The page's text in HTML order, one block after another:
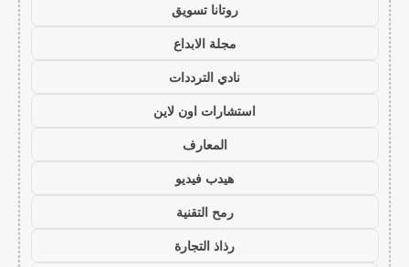
روتانا تسويق
مجلة الابداع
نادي الترددات
استشارات اون لاين
المعارف
هيدب فيديو
رمح التقنية
رذاذ التجارة